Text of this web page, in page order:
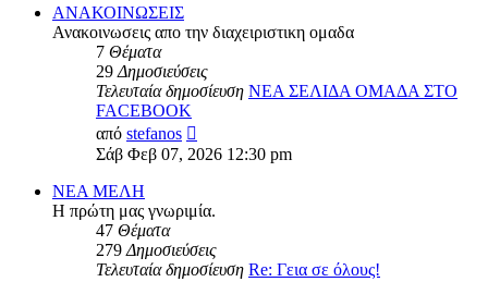
ΑΝΑΚΟΙΝΩΣΕΙΣ
Ανακοινωσεις απο την διαχειριστικη ομαδα
7 Θέματα
29Δημοσιεύσεις
Τελευταία δημοσίευση ΝΕΑ ΣΕΛΙΔΑ ΟΜΑΔΑ ΣΤΟ
FACEBOOK
από stefanos
της
Σάβ Φεβ 07, 2026 12:30 pm
ΝΕΑ ΜΕΛΗ
Η πρώτη μας γνωριμία.
47 Θέματα
279Δημοσιεύσεις
Τελευταία δημοσίευση Re: Γεια σε όλους!